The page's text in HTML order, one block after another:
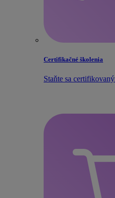
Certifikačné školenia
Staňte sa